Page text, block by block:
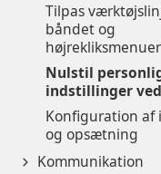
Tilpas
båndet og
højrekliksmenuer
Nulstil
indstillinger
Konfiguration af
og opsætning
Kommunikation